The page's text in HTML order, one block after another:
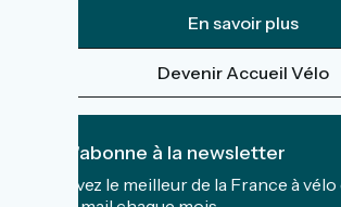
En savoir plus
Devenir Accueil Vélo
Je m'abonne à la newsletter
Recevez le meilleur de la France à